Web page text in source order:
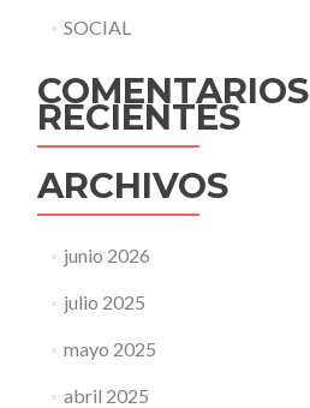
SOCIAL
COMENTARIOS
RECIENTES
ARCHIVOS
junio 2026
julio 2025
mayo 2025
abril 2025